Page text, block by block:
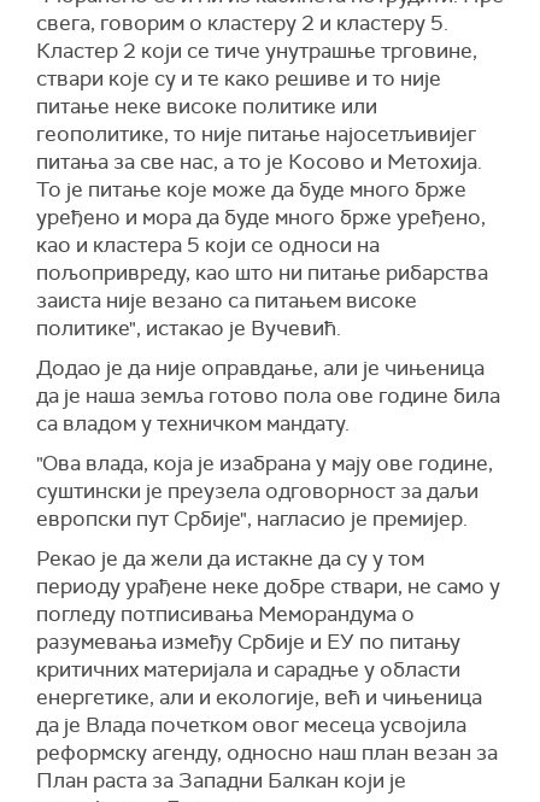
свега, говорим о кластеру 2 и кластеру 5.
Кластер 2 који се тиче унутрашње трговине,
ствари које су и те како решиве и то није
питање неке високе политике или
геополитике, то није питање најосетљивијег
питања за све нас, а то је Косово и Метохија.
То је питање које може да буде много брже
уређено и мора да буде много брже уређено,
као и кластера 5 који се односи на
пољопривреду, као што ни питање рибарства
заиста није везано са питањем високе
политике", истакао је Вучевић.
Додао је да није оправдање, али је чињеница
да је наша земља готово пола ове године била
са владом у техничком мандату.
"Ова влада, која је изабрана у мају ове године,
суштински је преузела одговорност за даљи
европски пут Србије", нагласио је премијер.
Рекао је да жели да истакне да су у том
периоду урађене неке добре ствари, не само у
погледу потписивања Меморандума о
разумевања између Србије и ЕУ по питању
критичних материјала и сарадње у области
енергетике, али и екологије, већ и чињеница
да је Влада почетком овог месеца усвојила
реформску агенду, односно наш план везан за
План раста за Западни Балкан који је